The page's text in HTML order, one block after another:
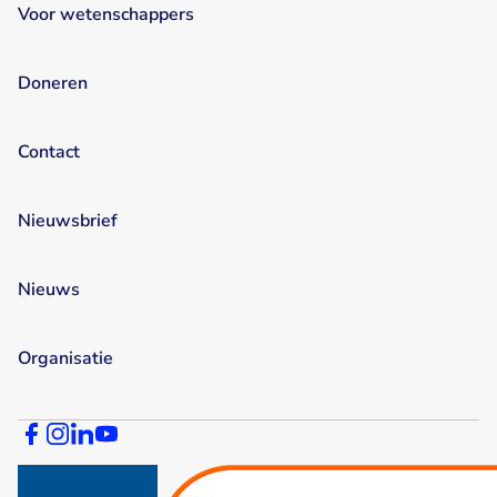
Voor wetenschappers
Doneren
Contact
Nieuwsbrief
Nieuws
Organisatie